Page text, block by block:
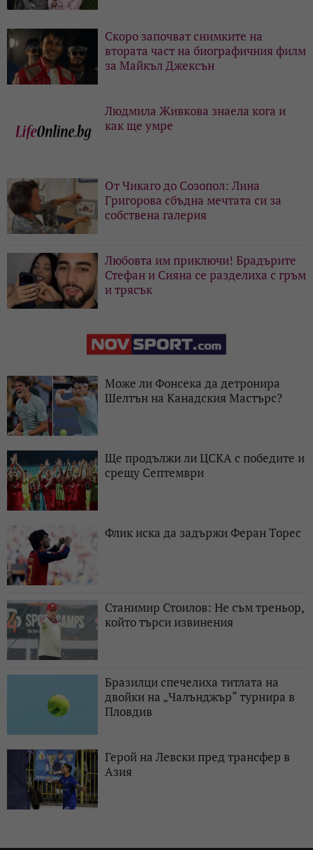
Скоро започват снимките на
втората част на биографичния филм
за Майкъл Джексън
Людмила Живкова знаела кога и
как ще умре
От Чикаго до Созопол: Лина
Григорова сбъдна мечтата си за
собствена галерия
Любовта им приключи! Брадърите
Стефан и Сияна се разделиха с гръм
и трясък
Може ли Фонсека да детронира
Шелтън на Канадския Мастърс?
Ще продължи ли ЦСКА с победите и
срещу Септември
Флик иска да задържи Феран Торес
Станимир Стоилов: Не съм треньор,
който търси извинения
Бразилци спечелиха титлата на
двойки на „Чалънджър“ турнира в
Пловдив
Герой на Левски пред трансфер в
Азия